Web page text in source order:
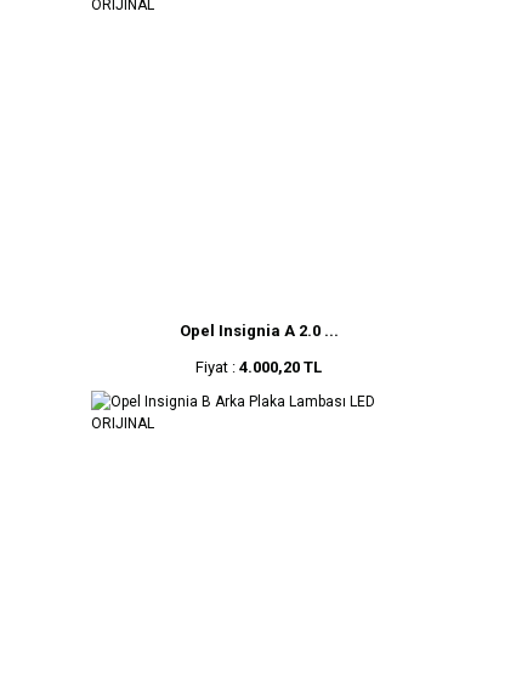
Opel Insignia A 2.0 ...
Fiyat : 4.000,20 TL